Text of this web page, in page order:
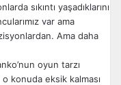
sıkıntı yaşadıklarını
var ama
Ama daha
oyun tarzı
konuda eksik kalması